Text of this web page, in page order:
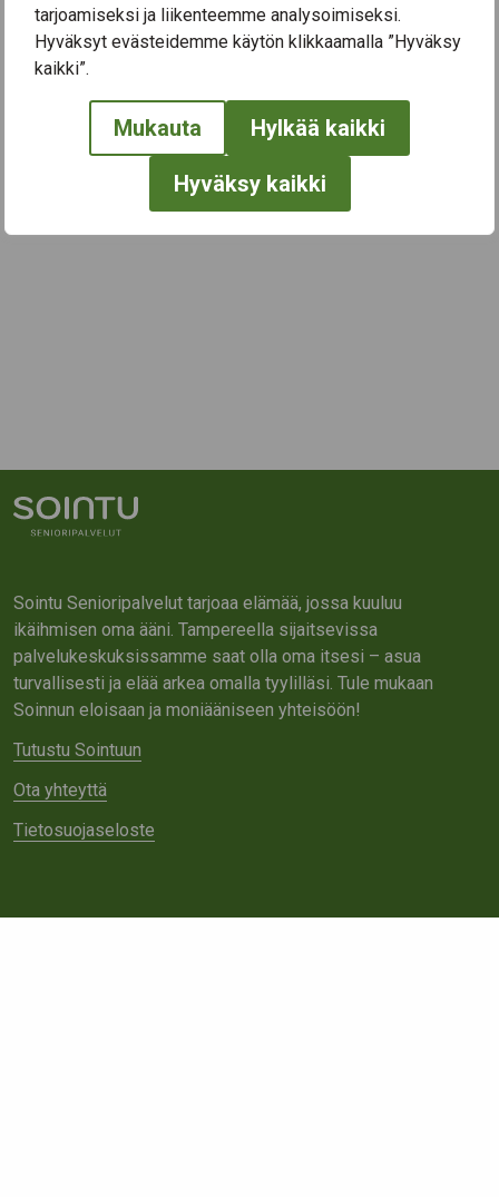
tarjoamiseksi ja liikenteemme analysoimiseksi.
Hyväksyt evästeidemme käytön klikkaamalla ”Hyväksy
kaikki”.
Mukauta Hylkää kaikki
Hyväksy kaikki
Sointu Senioripalvelut tarjoaa elämää, jossa kuuluu
ikäihmisen oma ääni. Tampereella sijaitsevissa
palvelukeskuksissamme saat olla oma itsesi – asua
turvallisesti ja elää arkea omalla tyylilläsi. Tule mukaan
Soinnun eloisaan ja moniääniseen yhteisöön!
Tutustu Sointuun
Ota yhteyttä
Tietosuojaseloste